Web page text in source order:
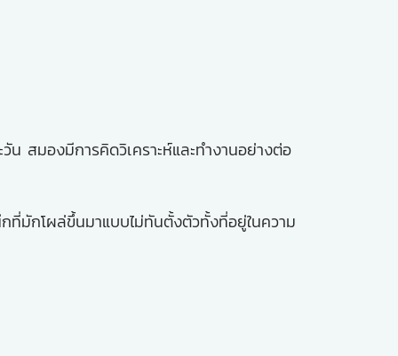
สมองมีการคิดวิเคราะห์และทำงานอย่างต่อ
ที่มักโผล่ขึ้นมาแบบไม่ทันตั้งตัวทั้งที่อยู่ในความ